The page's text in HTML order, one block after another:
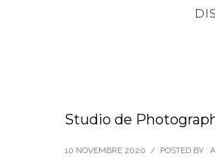
Studio de
10 NOVEMBRE 2020 / POSTED BY :